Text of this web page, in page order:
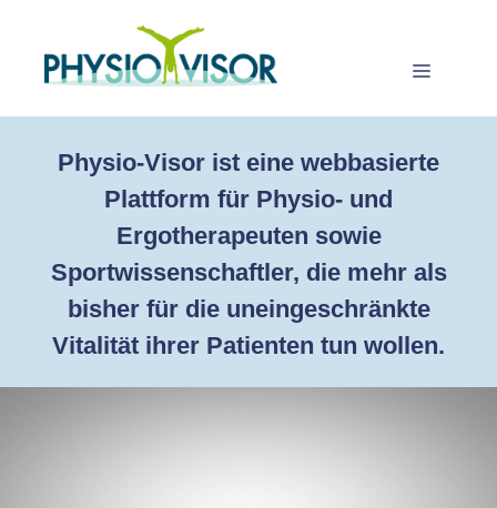
springen
Menü
Physio-Visor ist eine webbasierte
Plattform für Physio- und
Ergotherapeuten sowie
Sportwissenschaftler, die mehr als
bisher für die uneingeschränkte
Vitalität ihrer Patienten tun wollen.